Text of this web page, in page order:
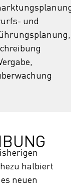
und
halbiert
neuen